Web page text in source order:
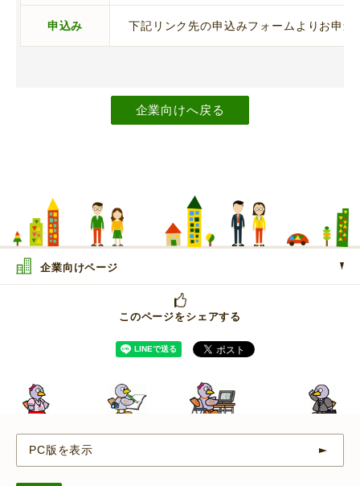
申込み 下記リンク先の申込みフォームよりお申込
企業向けへ戻る
企業向けページ
このページをシェアする
PC版を表示